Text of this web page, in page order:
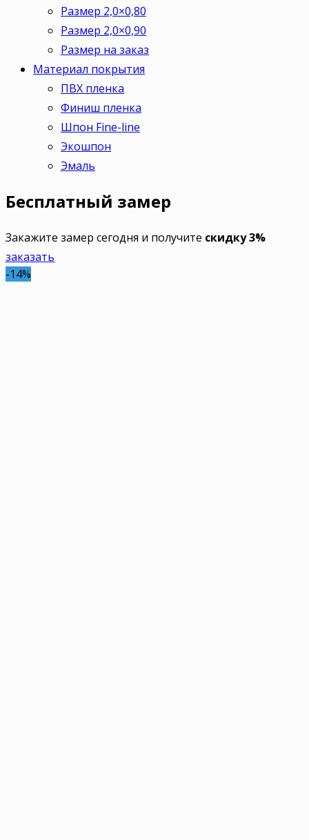
Размер 2,0×0,80
Размер 2,0×0,90
Размер на заказ
Материал покрытия
ПВХ пленка
Финиш пленка
Шпон Fine-line
Экошпон
Эмаль
Бесплатный замер
Закажите замер сегодня и получите скидку 3%
заказать
-14%